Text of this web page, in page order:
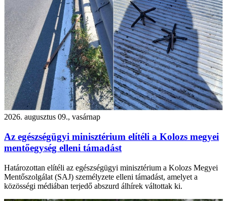
2026. augusztus 09., vasárnap
Az egészségügyi minisztérium elítéli a Kolozs megyei
mentőegység elleni támadást
Határozottan elítéli az egészségügyi minisztérium a Kolozs Megyei
Mentőszolgálat (SAJ) személyzete elleni támadást, amelyet a
közösségi médiában terjedő abszurd álhírek váltottak ki.